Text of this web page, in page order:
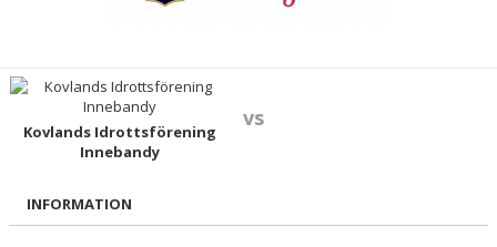
BILDGALLERI
DOKUMENT
Kovlands Idrottsförening
Innebandy
vs
INFORMATION